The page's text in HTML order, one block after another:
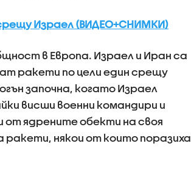
Израел (ВИДЕО+СНИМКИ)
в Европа. Израел и Иран са
ракети по цели един срещу
започна, когато Израел
висши военни командири и
от ядрените обекти на своя
ракети, някои от които поразиха